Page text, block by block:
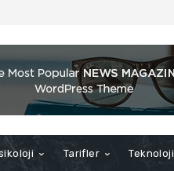
Tarifler Teknoloji